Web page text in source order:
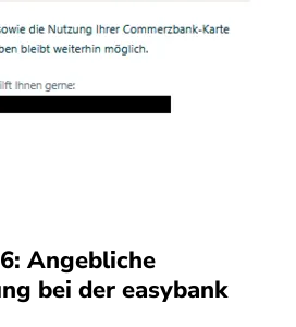
Angebliche
bei der easybank